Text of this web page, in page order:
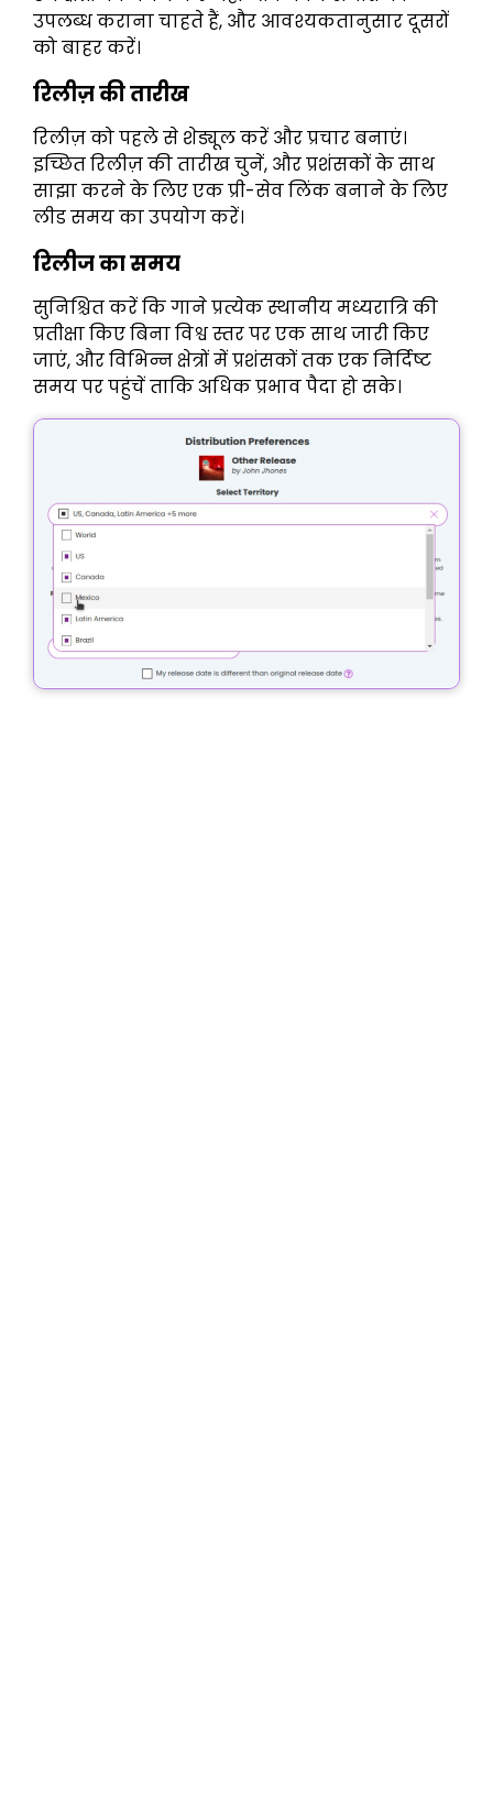
उपलब्ध कराना चाहते हैं, और आवश्यकतानुसार दूसरों
को बाहर करें।
रिलीज़ की तारीख
रिलीज़ को पहले से शेड्यूल करें और प्रचार बनाएं।
इच्छित रिलीज़ की तारीख चुनें, और प्रशंसकों के साथ
साझा करने के लिए एक प्री-सेव लिंक बनाने के लिए
लीड समय का उपयोग करें।
रिलीज का समय
सुनिश्चित करें कि गाने प्रत्येक स्थानीय मध्यरात्रि की
प्रतीक्षा किए बिना विश्व स्तर पर एक साथ जारी किए
जाएं, और विभिन्न क्षेत्रों में प्रशंसकों तक एक निर्दिष्ट
समय पर पहुंचें ताकि अधिक प्रभाव पैदा हो सके।